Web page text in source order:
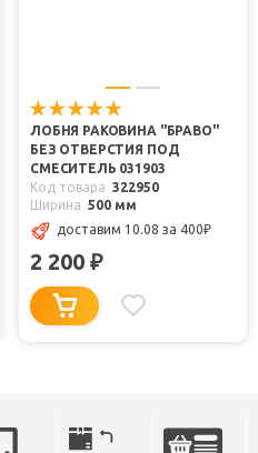
ЛОБНЯ РАКОВИНА "БРАВО"
БЕЗ ОТВЕРСТИЯ ПОД
СМЕСИТЕЛЬ 031903
Код товара 322950
Ширина 500 мм
доставим 10.08 за 400₽
2 200 ₽